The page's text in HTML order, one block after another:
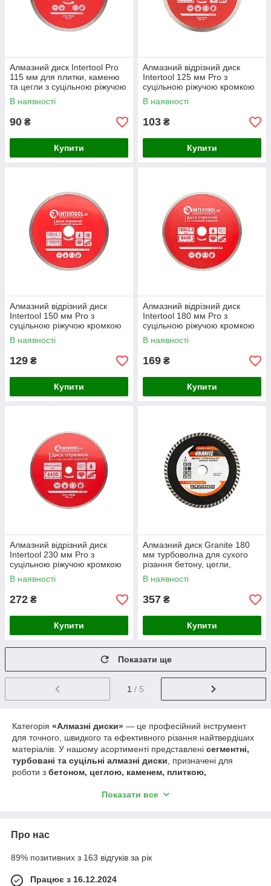
Алмазний диск Intertool Pro
115 мм для плитки, каменю
та цегли з суцільною ріжучою
кромкою (CT-3006)
В наявності
90 ₴
Купити
Алмазний відрізний диск
Intertool 125 мм Pro з
суцільною ріжучою кромкою
для точного різання плитки,
каменю та цегли
В наявності
103 ₴
Купити
Алмазний відрізний диск
Intertool 150 мм Pro з
суцільною ріжучою кромкою
для точного різання плитки,
каменю та цегли
В наявності
129 ₴
Купити
Алмазний відрізний диск
Intertool 180 мм Pro з
суцільною ріжучою кромкою
для точного різання плитки,
каменю та цегли
В наявності
169 ₴
Купити
Алмазний відрізний диск
Intertool 230 мм Pro з
суцільною ріжучою кромкою
для точного різання плитки,
каменю та цегли
В наявності
272 ₴
Купити
Алмазний диск Granite 180
мм турбоволна для сухого
різання бетону, цегли,
каменю, граніту
В наявності
357 ₴
Купити
Показати ще
1 / 5
Категорія «Алмазні диски» — це професійний інструмент
для точного, швидкого та ефективного різання найтвердіших
матеріалів. У нашому асортименті представлені сегментні,
турбовані та суцільні алмазні диски , призначені для
роботи з бетоном, цеглою, каменем, плиткою,
. Ці диски є незамінними у будівництві,
Основні типи алмазних дисків
Сегментні диски
— найпопулярніший варіант для
бетоном, цеглою, каменем
твердими матеріалами. Спеціальні прорізи на ріжучій
Показати все
Про нас
89% позитивних з 163 відгуків за рік
Працює з 16.12.2024